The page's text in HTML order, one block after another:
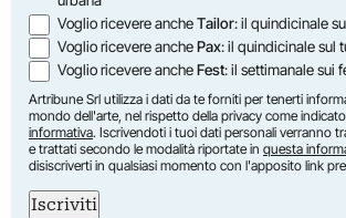
Voglio ricevere ancheTailor: il quindicinale
Voglio ricevere anchePax: il quindicinale sul
Voglio ricevere ancheFest: il settimanale sui
Artribune Srl utilizza i dati da te forniti per tenerti
mondo dell'arte, nel rispetto della privacy come
informativa. Iscrivendoti i tuoi dati personali verranno
e trattati secondo le modalità riportate in questa
disiscriverti in qualsiasi momento con l'apposito link
Iscriviti